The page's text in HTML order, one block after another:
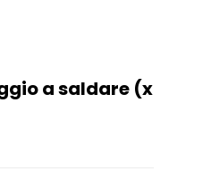
a saldare (x